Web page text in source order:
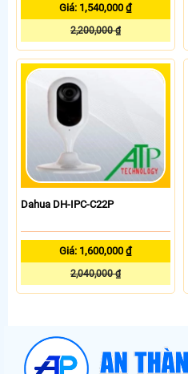
Giá: 1,540,000 ₫
2,200,000 ₫
Dahua DH-IPC-C22P
Giá: 1,600,000 ₫
2,040,000 ₫